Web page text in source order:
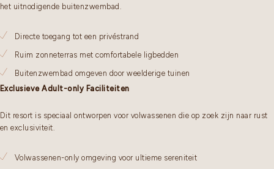
het uitnodigende buitenzwembad.
Directe toegang tot een privéstrand
Ruim zonneterras met comfortabele ligbedden
Buitenzwembad omgeven door weelderige tuinen
Exclusieve Adult-only Faciliteiten
Dit resort is speciaal ontworpen voor volwassenen die op zoek zijn naar rust
en exclusiviteit.
Volwassenen-only omgeving voor ultieme sereniteit